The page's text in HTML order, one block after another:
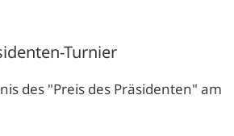
Turnier
des "Preis des Präsidenten" am